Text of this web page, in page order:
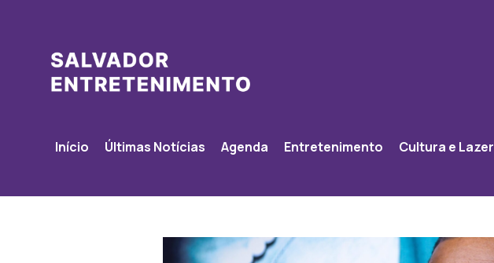
Início Últimas Notícias Agenda Entretenimento Cultura e Lazer